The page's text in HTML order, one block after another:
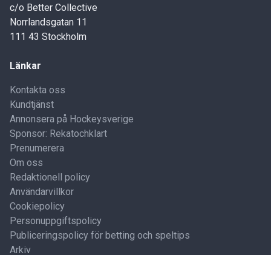
c/o Better Collective
Norrlandsgatan 11
111 43 Stockholm
Länkar
Kontakta oss
Kundtjänst
Annonsera på Hockeysverige
Sponsor: Rekatochklart
Prenumerera
Om oss
Redaktionell policy
Användarvillkor
Cookiepolicy
Personuppgiftspolicy
Publiceringspolicy för betting och speltips
Arkiv